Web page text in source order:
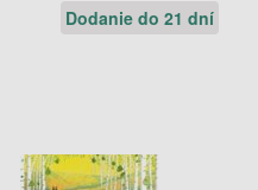
Dodanie do 21 dní